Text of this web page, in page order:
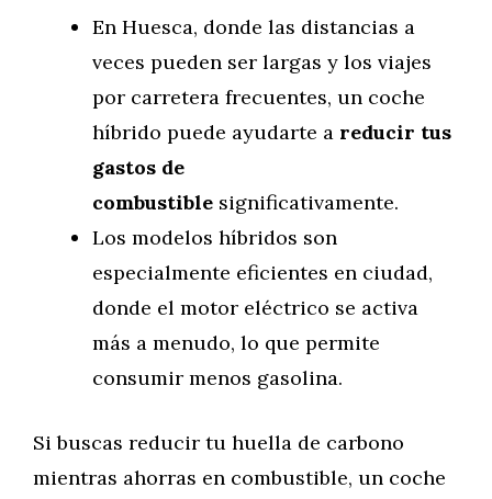
En Huesca, donde las distancias a
veces pueden ser largas y los viajes
por carretera frecuentes, un coche
híbrido puede ayudarte a reducir tus
gastos de
combustible significativamente.
Los modelos híbridos son
especialmente eficientes en ciudad,
donde el motor eléctrico se activa
más a menudo, lo que permite
consumir menos gasolina.
Si buscas reducir tu huella de carbono
mientras ahorras en combustible, un coche